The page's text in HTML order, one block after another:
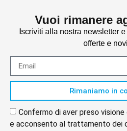
Vuoi rimanere
Iscriviti alla nostra newsletter
offerte e
Confermo di aver preso
e acconsento al trattamento dei
Rimaniamo in